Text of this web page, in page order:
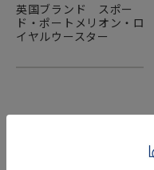
英国ブランド スポー
ド・ポートメリオン・ロ
イヤルウースター
YOU
あな